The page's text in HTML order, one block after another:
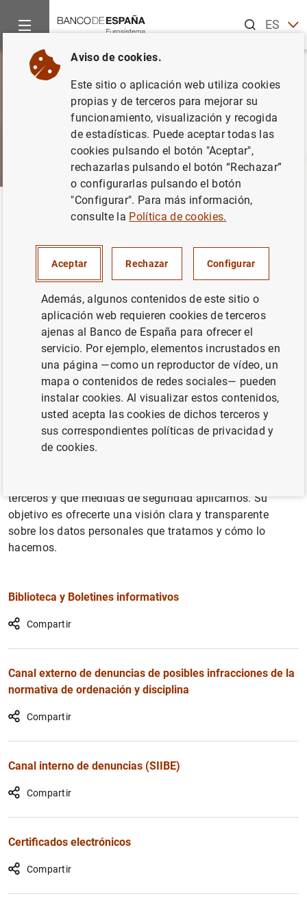
ESEN
Sobre el Banco Portal de Transparencia
Tratamiento de Datos
Personales
En el Banco de España tratamos datos personales —esto
es, información que permite identificar, directa o
indirectamente, a una persona física— para cumplir
nuestras funciones y gestionar nuestra actividad interna.
En este registro puedes consultar qué datos personales
tratamos, con qué finalidad lo hacemos y la base legal
terceros y qué medidas de seguridad aplicamos. Su
objetivo es ofrecerte una visión clara y transparente
sobre los datos personales que tratamos y cómo lo
hacemos.
Biblioteca y Boletines informativos
Compartir
Canal externo de denuncias de posibles infracciones de la
normativa de ordenación y disciplina
Compartir
Canal interno de denuncias (SIIBE)
Compartir
Certificados electrónicos
Compartir
Aviso de cookies.
Este sitio o aplicación web utiliza cookies
propias y de terceros para mejorar su
funcionamiento, visualización y recogida
de estadísticas. Puede aceptar todas las
cookies pulsando el botón "Aceptar",
rechazarlas pulsando el botón “Rechazar”
o configurarlas pulsando el botón
"Configurar". Para más información,
consulte la Política de cookies.
Aceptar Rechazar Configurar
Además, algunos contenidos de este sitio o
aplicación web requieren cookies de terceros
ajenas al Banco de España para ofrecer el
servicio. Por ejemplo, elementos incrustados en
una página —como un reproductor de vídeo, un
mapa o contenidos de redes sociales— pueden
instalar cookies. Al visualizar estos contenidos,
usted acepta las cookies de dichos terceros y
sus correspondientes políticas de privacidad y
de cookies.